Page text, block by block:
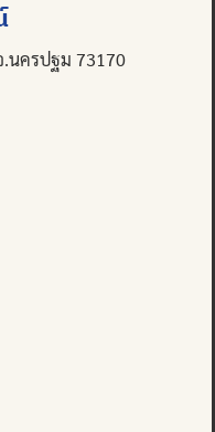
นครปฐม 73170